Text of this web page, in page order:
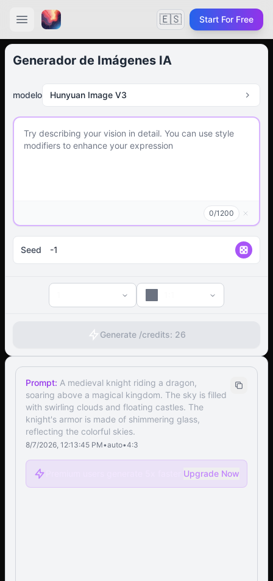
🇪🇸 Start For Free
Generador de Imágenes IA
modelo Hunyuan Image V3
0/1200
Seed
Generate /credits: 26
Prompt: A medieval knight riding a dragon,
soaring above a magical kingdom. The sky is filled
with swirling clouds and floating castles. The
knight's armor is made of shimmering glass,
reflecting the colorful skies.
8/7/2026, 12:13:45 PM•auto•4:3
Upgrade Now